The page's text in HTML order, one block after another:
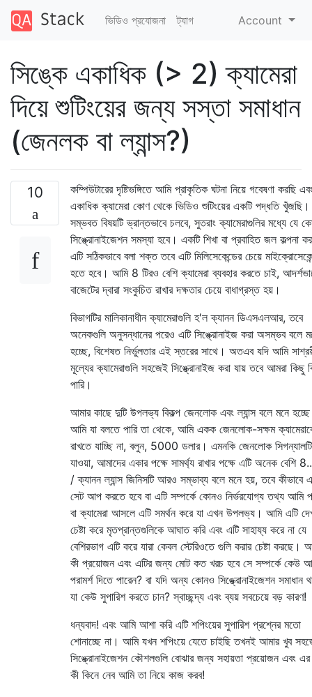
ভিডিও প্রযোজনা ট্যাগ Account
সিঙ্কে একাধিক (> 2) ক্যামেরা
দিয়ে শুটিংয়ের জন্য সস্তা সমাধান
(জেনলক বা ল্যান্স?)
10
কম্পিউটারের দৃষ্টিভঙ্গিতে আমি প্রাকৃতিক ঘটনা নিয়ে গবেষণা করছি
একাধিক ক্যামেরা কোণ থেকে ভিডিও শুটিংয়ের একটি পদ্ধতি খুঁজছি।
সম্ভবত বিষয়টি ভ্রান্তভাবে চলবে, সুতরাং ক্যামেরাগুলির মধ্যে যে
সিঙ্ক্রোনাইজেশন সমস্যা হবে। একটি শিখা বা প্রবাহিত জল কল্পনা
এটি সঠিকভাবে বলা শক্ত তবে এটি মিলিসেকেন্ডের চেয়ে
হতে হবে। আমি 8 টিরও বেশি ক্যামেরা ব্যবহার করতে চাই,
বাজেটের দ্বারা সংকুচিত রাখার দক্ষতার চেয়ে বাধাগ্রস্ত হয়।
বিভাগটির মালিকানাধীন ক্যামেরাগুলি হ'ল ক্যানন ডিএসএলআর, তবে
অনেকগুলি অনুসন্ধানের পরেও এটি সিঙ্ক্রোনাইজ করা অসম্ভব বলে
হচ্ছে, বিশেষত নির্ভুলতার এই স্তরের সাথে। অতএব যদি আমি
মূল্যের ক্যামেরাগুলি সহজেই সিঙ্ক্রোনাইজ করা যায় তবে আমরা কিছু
পারি।
আমার কাছে দুটি উপলভ্য বিকল্প জেনলোক এবং ল্যান্স বলে মনে
আমি যা বলতে পারি তা থেকে, আমি একক জেনলোক-সক্ষম
রাখতে যাচ্ছি না, বলুন, 5000 ডলার। এমনকি জেনলোক
যাওয়া, আমাদের একার পক্ষে সামর্থ্য রাখার পক্ষে এটি অনেক বেশি
/ ক্যানন ল্যান্স জিনিসটি আরও সম্ভাব্য বলে মনে হয়, তবে কীভাবে
সেট আপ করতে হবে বা এটি সম্পর্কে কোনও নির্ভরযোগ্য তথ্য আমি
বা ক্যামেরা আসলে এটি সমর্থন করে যা এখন উপলভ্য। আমি এটি
চেষ্টা করে মৃতপ্রান্তগুলিকে আঘাত করি এবং এটি সাহায্য করে না যে
বেশিরভাগ এটি করে যারা কেবল স্টেরিওতে গুলি করার চেষ্টা করছে।
কী প্রয়োজন এবং এটির জন্য মোট কত খরচ হবে সে সম্পর্কে কেউ
পরামর্শ দিতে পারেন? বা যদি অন্য কোনও সিঙ্ক্রোনাইজেশন সমাধান
যা কেউ সুপারিশ করতে চান? স্বাচ্ছন্দ্য এবং ব্যয় সবচেয়ে বড় কারণ!
ধন্যবাদ! এবং আমি আশা করি এটি শপিংয়ের সুপারিশ প্রশ্নের মতো
শোনাচ্ছে না। আমি যখন শপিংয়ে যেতে চাইছি তখনই আমার খুব
সিঙ্ক্রোনাইজেশন কৌশলগুলি বোঝার জন্য সহায়তা প্রয়োজন এবং এর
কী কিনে নেব আমি তা নিয়ে কাজ করব!